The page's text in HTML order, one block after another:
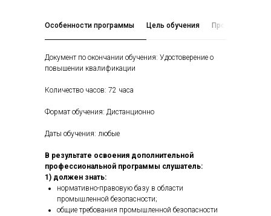
Особенности программы Цель обучения Программа
Документ по окончании обучения: Удостоверение о
повышении квалификации
Количество часов: 72 часа
Формат обучения: Дистанционно
Даты обучения: любые
В результате освоения дополнительной
профессиональной программы слушатель:
1) должен знать:
нормативно-правовую базу в области
промышленной безопасности;
общие требования промышленной безопасности